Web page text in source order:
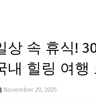
상 속 휴식!
내 힐링 여행
November 29, 2025